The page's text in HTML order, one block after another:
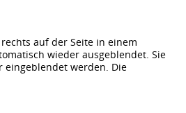
auf der Seite in einem
wieder ausgeblendet. Sie
eingeblendet werden. Die